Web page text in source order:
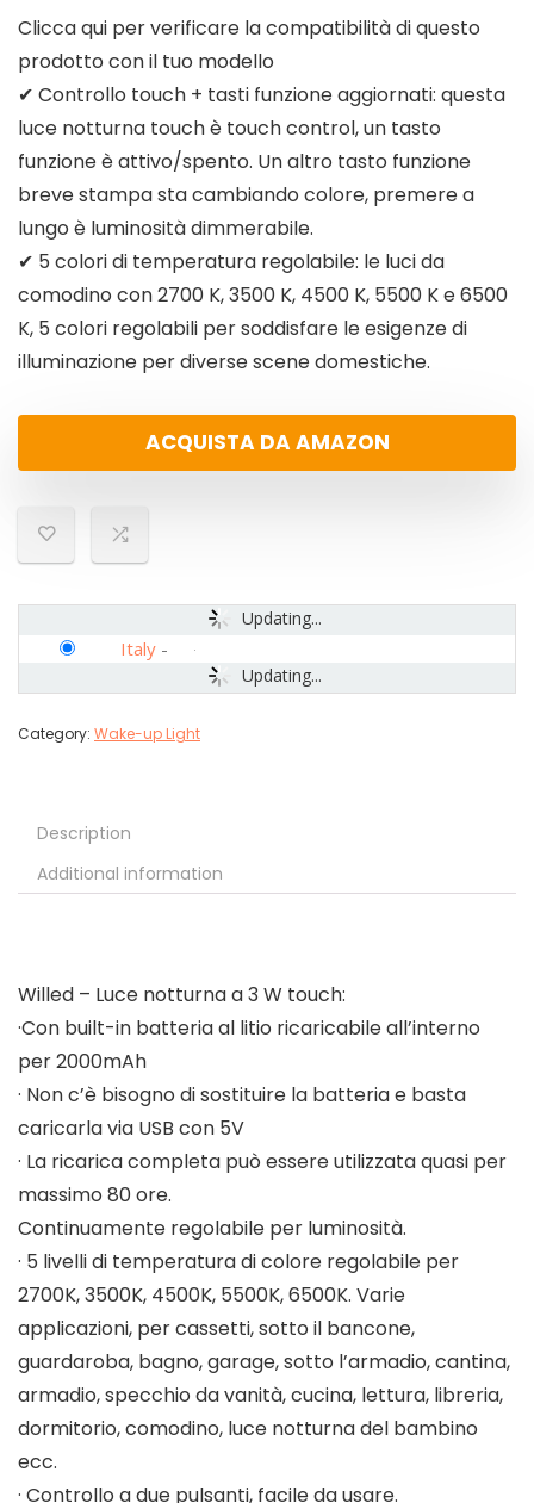
Clicca qui per verificare la compatibilità di questo
prodotto con il tuo modello
✔ Controllo touch + tasti funzione aggiornati: questa
luce notturna touch è touch control, un tasto
funzione è attivo/spento. Un altro tasto funzione
breve stampa sta cambiando colore, premere a
lungo è luminosità dimmerabile.
✔ 5 colori di temperatura regolabile: le luci da
comodino con 2700 K, 3500 K, 4500 K, 5500 K e 6500
K, 5 colori regolabili per soddisfare le esigenze di
illuminazione per diverse scene domestiche.
ACQUISTA DA AMAZON
Updating...
Updating...
Italy -
Category: Wake-up Light
Description
Additional information
Willed – Luce notturna a 3 W touch:
·Con built-in batteria al litio ricaricabile all’interno
per 2000mAh
· Non c’è bisogno di sostituire la batteria e basta
caricarla via USB con 5V
· La ricarica completa può essere utilizzata quasi per
massimo 80 ore.
Continuamente regolabile per luminosità.
· 5 livelli di temperatura di colore regolabile per
2700K, 3500K, 4500K, 5500K, 6500K. Varie
applicazioni, per cassetti, sotto il bancone,
guardaroba, bagno, garage, sotto l’armadio, cantina,
armadio, specchio da vanità, cucina, lettura, libreria,
dormitorio, comodino, luce notturna del bambino
ecc.
· Controllo a due pulsanti, facile da usare.